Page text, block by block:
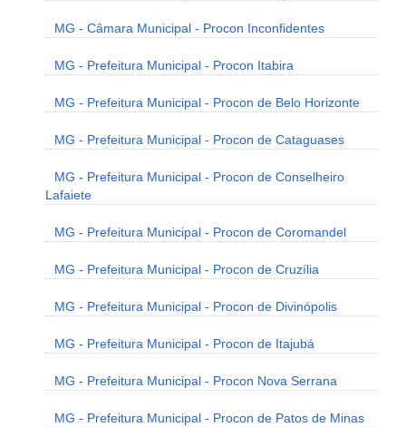
MG - Câmara Municipal - Procon Inconfidentes
MG - Prefeitura Municipal - Procon Itabira
MG - Prefeitura Municipal - Procon de Belo Horizonte
MG - Prefeitura Municipal - Procon de Cataguases
MG - Prefeitura Municipal - Procon de Conselheiro
Lafaiete
MG - Prefeitura Municipal - Procon de Coromandel
MG - Prefeitura Municipal - Procon de Cruzília
MG - Prefeitura Municipal - Procon de Divinópolis
MG - Prefeitura Municipal - Procon de Itajubá
MG - Prefeitura Municipal - Procon Nova Serrana
MG - Prefeitura Municipal - Procon de Patos de Minas